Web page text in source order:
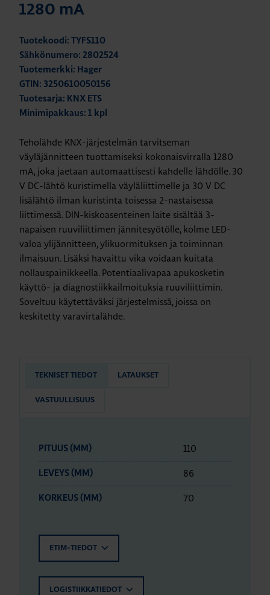
1280 mA
Tuotekoodi: TYFS110
Sähkönumero: 2802524
Tuotemerkki: Hager
GTIN: 3250610050156
Tuotesarja: KNX ETS
Minimipakkaus: 1 kpl
Teholähde KNX-järjestelmän tarvitseman
väyläjännitteen tuottamiseksi kokonaisvirralla 1280
mA, joka jaetaan automaattisesti kahdelle lähdölle. 30
V DC-lähtö kuristimella väyläliittimelle ja 30 V DC
lisälähtö ilman kuristinta toisessa 2-nastaisessa
liittimessä. DIN-kiskoasenteinen laite sisältää 3-
napaisen ruuviliittimen jännitesyötölle, kolme LED-
valoa ylijännitteen, ylikuormituksen ja toiminnan
ilmaisuun. Lisäksi havaittu vika voidaan kuitata
nollauspainikkeella. Potentiaalivapaa apukosketin
käyttö- ja diagnostiikkailmoituksia ruuviliittimin.
Soveltuu käytettäväksi järjestelmissä, joissa on
keskitetty varavirtalähde.
TEKNISET TIEDOT LATAUKSET
VASTUULLISUUS
PITUUS (MM) 110
LEVEYS (MM) 86
KORKEUS (MM) 70
ETIM-TIEDOT
LOGISTIIKKATIEDOT